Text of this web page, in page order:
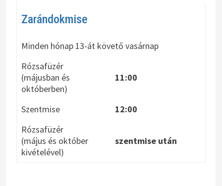
Zarándokmise
Minden hónap 13-át követő vasárnap
Rózsafüzér
(májusban és
októberben)
11:00
Szentmise
12:00
Rózsafüzér
(május és október
kivételével)
szentmise után